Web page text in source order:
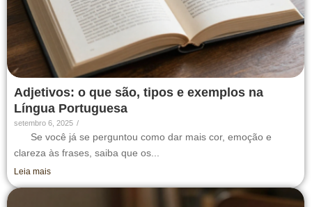
Adjetivos: o que são, tipos e exemplos na
Língua Portuguesa
setembro 6, 2025 /
Se você já se perguntou como dar mais cor, emoção e
clareza às frases, saiba que os...
Leia mais